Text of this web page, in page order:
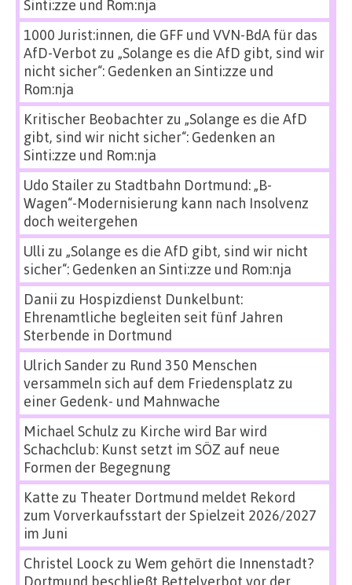
Sinti:zze und Rom:nja
1000 Jurist:innen, die GFF und VVN-BdA für das
AfD-Verbot zu „Solange es die AfD gibt, sind wir
nicht sicher“: Gedenken an Sinti:zze und
Rom:nja
Kritischer Beobachterzu „Solange es die AfD
gibt, sind wir nicht sicher“: Gedenken an
Sinti:zze und Rom:nja
Udo Stailerzu Stadtbahn Dortmund: „B-
Wagen“-Modernisierung kann nach Insolvenz
doch weitergehen
Ulli zu „Solange es die AfD gibt, sind wir nicht
sicher“: Gedenken an Sinti:zze und Rom:nja
Danii zu Hospizdienst Dunkelbunt:
Ehrenamtliche begleiten seit fünf Jahren
Sterbende in Dortmund
Ulrich Sanderzu Rund 350 Menschen
versammeln sich auf dem Friedensplatz zu
einer Gedenk- und Mahnwache
Michael Schulz zu Kirche wird Bar wird
Schachclub: Kunst setzt im SÖZ auf neue
Formen der Begegnung
Katte zu Theater Dortmund meldet Rekord
zum Vorverkaufsstart der Spielzeit 2026/2027
im Juni
Christel Loock zu Wem gehört die Innenstadt?
Dortmund beschließt Bettelverbot vor der